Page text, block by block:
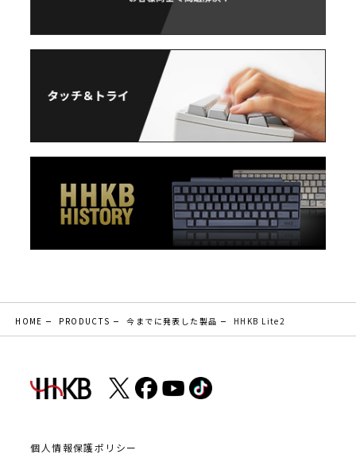
HOME PRODUCTS 今までに発表した製品 HHKB Lite2
個人情報保護ポリシー